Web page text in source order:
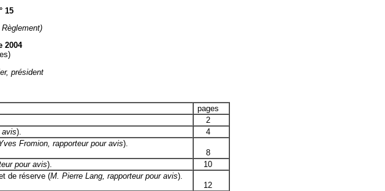
15
2004
président
pages
2
avis).
4
Fromion, rapporteur pour avis).
8
pour avis).
10
de réserve (M. Pierre Lang, rapporteur pour avis).
12